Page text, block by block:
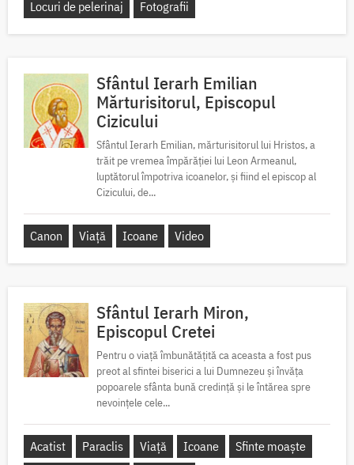
Locuri de pelerinaj Fotografii
Sfântul Ierarh Emilian
Mărturisitorul, Episcopul
Cizicului
Sfântul Ierarh Emilian, mărturisitorul lui Hristos, a
trăit pe vremea împărăției lui Leon Armeanul,
luptătorul împotriva icoanelor, și fiind el episcop al
Cizicului, de...
Canon Viață Icoane Video
Sfântul Ierarh Miron,
Episcopul Cretei
Pentru o viață îmbunătățită ca aceasta a fost pus
preot al sfintei biserici a lui Dumnezeu și învăța
popoarele sfânta bună credință și le întărea spre
nevoințele cele...
Acatist Paraclis Viață Icoane
Sfinte moaște